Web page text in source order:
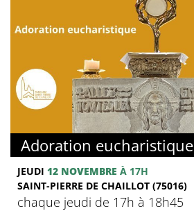
Adoration eucharistique
JEUDI 12 NOVEMBRE À 17H
SAINT-PIERRE DE CHAILLOT (75016)
chaque jeudi de 17h à 18h45